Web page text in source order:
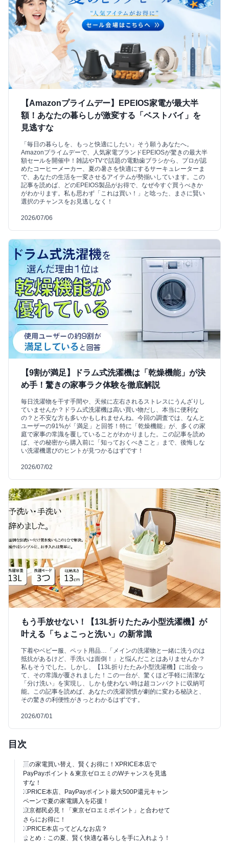
【Amazonプライムデー】EPEIOS家電が最大半
額！あなたの暮らしが激変する「ベストバイ」を
見逃すな
「毎日の暮らしを、もっと快適にしたい」そう願うあなたへ。
Amazonプライムデーで、人気家電ブランドEPEIOSが驚きの最大半
額セールを開催中！雑誌やTVで話題の電動歯ブラシから、プロが認
めたコーヒーメーカー、夏の暑さを快適にするサーキュレーターま
で、あなたの生活を一変させるアイテムが勢揃いしています。この
記事を読めば、どのEPEIOS製品がお得で、なぜ今すぐ買うべきか
がわかります。私も思わず「これは買い！」と唸った、まさに賢い
選択のチャンスをお見逃しなく！
2026/07/06
【9割が満足】ドラム式洗濯機は「乾燥機能」が決
め手！驚きの家事ラク体験を徹底解説
毎日洗濯物を干す手間や、天候に左右されるストレスにうんざりし
ていませんか？ドラム式洗濯機は高い買い物だし、本当に便利な
の？と不安な方も多いかもしれませんね。今回の調査では、なんと
ユーザーの91%が「満足」と回答！特に「乾燥機能」が、多くの家
庭で家事の常識を覆していることがわかりました。この記事を読め
ば、その秘密から購入前に「知っておくべきこと」まで、後悔しな
い洗濯機選びのヒントが見つかるはずです！
2026/07/02
もう手放せない！【13L折りたたみ小型洗濯機】が
叶える「ちょこっと洗い」の新常識
下着やベビー服、ペット用品…「メインの洗濯物と一緒に洗うのは
抵抗があるけど、手洗いは面倒！」と悩んだことはありませんか？
私もそうでした。しかし、【13L折りたたみ小型洗濯機】に出会っ
て、その常識が覆されました！この一台が、驚くほど手軽に清潔な
「分け洗い」を実現し、しかも使わない時は超コンパクトに収納可
能。この記事を読めば、あなたの洗濯習慣が劇的に変わる秘訣と、
その驚きの利便性がきっとわかるはずです。
2026/07/01
目次
夏の家電買い替え、賢くお得に！XPRICE本店で
PayPayポイント＆東京ゼロエミのWチャンスを見逃
すな！
XPRICE本店、PayPayポイント最大500P還元キャン
ペーンで夏の家電購入を応援！
東京都民必見！「東京ゼロエミポイント」と合わせて
さらにお得に！
XPRICE本店ってどんなお店？
まとめ：この夏、賢く快適な暮らしを手に入れよう！